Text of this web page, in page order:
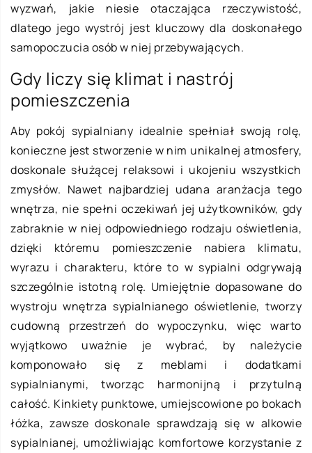
wyzwań, jakie niesie otaczająca rzeczywistość,
dlatego jego wystrój jest kluczowy dla doskonałego
samopoczucia osób w niej przebywających.
Gdy liczy się klimat i nastrój
pomieszczenia
Aby pokój sypialniany idealnie spełniał swoją rolę,
konieczne jest stworzenie w nim unikalnej atmosfery,
doskonale służącej relaksowi i ukojeniu wszystkich
zmysłów. Nawet najbardziej udana aranżacja tego
wnętrza, nie spełni oczekiwań jej użytkowników, gdy
zabraknie w niej odpowiedniego rodzaju oświetlenia,
dzięki któremu pomieszczenie nabiera klimatu,
wyrazu i charakteru, które to w sypialni odgrywają
szczególnie istotną rolę. Umiejętnie dopasowane do
wystroju wnętrza sypialnianego oświetlenie, tworzy
cudowną przestrzeń do wypoczynku, więc warto
wyjątkowo uważnie je wybrać, by należycie
komponowało się z meblami i dodatkami
sypialnianymi, tworząc harmonijną i przytulną
całość. Kinkiety punktowe, umiejscowione po bokach
łóżka, zawsze doskonale sprawdzają się w alkowie
sypialnianej, umożliwiając komfortowe korzystanie z